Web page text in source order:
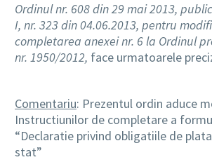
Ordinul nr. 608 din 29 mai 2013,
I, nr. 323 din 04.06.2013, pentru
completarea anexei nr. 6 la Ordinul
nr. 1950/2012, face urmatoarele
Comentariu: Prezentul ordin aduce
Instructiunilor de completare a
“Declaratie privind obligatiile de
stat”